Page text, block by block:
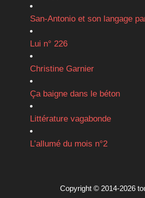
San-Antonio et son langage
Lui n° 226
Christine Garnier
Ça baigne dans le béton
Littérature vagabonde
L’allumé du mois n°2
Copyright © 2014-2026